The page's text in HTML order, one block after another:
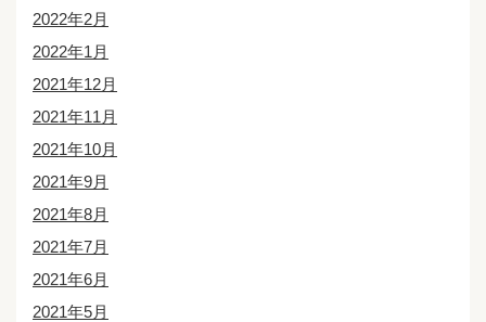
2022年2月
2022年1月
2021年12月
2021年11月
2021年10月
2021年9月
2021年8月
2021年7月
2021年6月
2021年5月